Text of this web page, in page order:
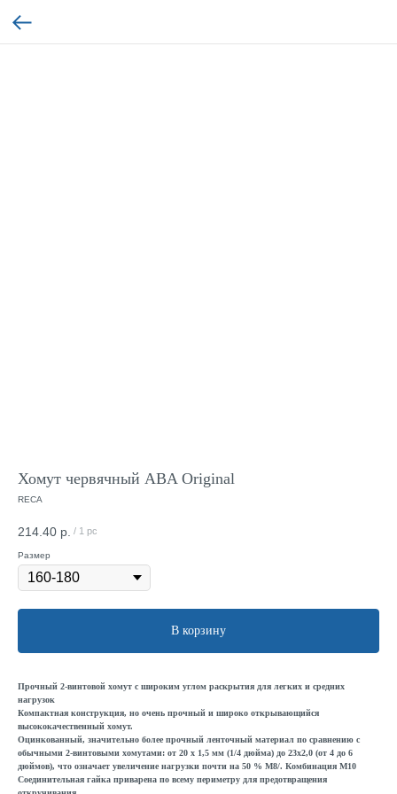
Хомут червячный ABA Original
RECA
214.40 р. / 1 pc
Размер
В корзину
Прочный 2-винтовой хомут с широким углом раскрытия для легких и средних
нагрузок
Компактная конструкция, но очень прочный и широко открывающийся
высококачественный хомут.
Оцинкованный, значительно более прочный ленточный материал по сравнению с
обычными 2-винтовыми хомутами: от 20 x 1,5 мм (1/4 дюйма) до 23x2,0 (от 4 до 6
дюймов), что означает увеличение нагрузки почти на 50 % M8/. Комбинация M10
Соединительная гайка приварена по всему периметру для предотвращения